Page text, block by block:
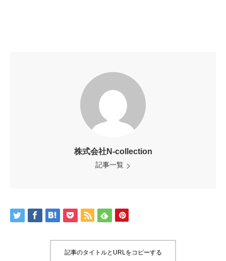
株式会社N-collection
記事一覧
記事のタイトルとURLをコピーする